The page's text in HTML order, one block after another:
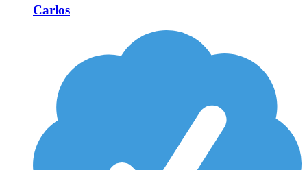
Carlos